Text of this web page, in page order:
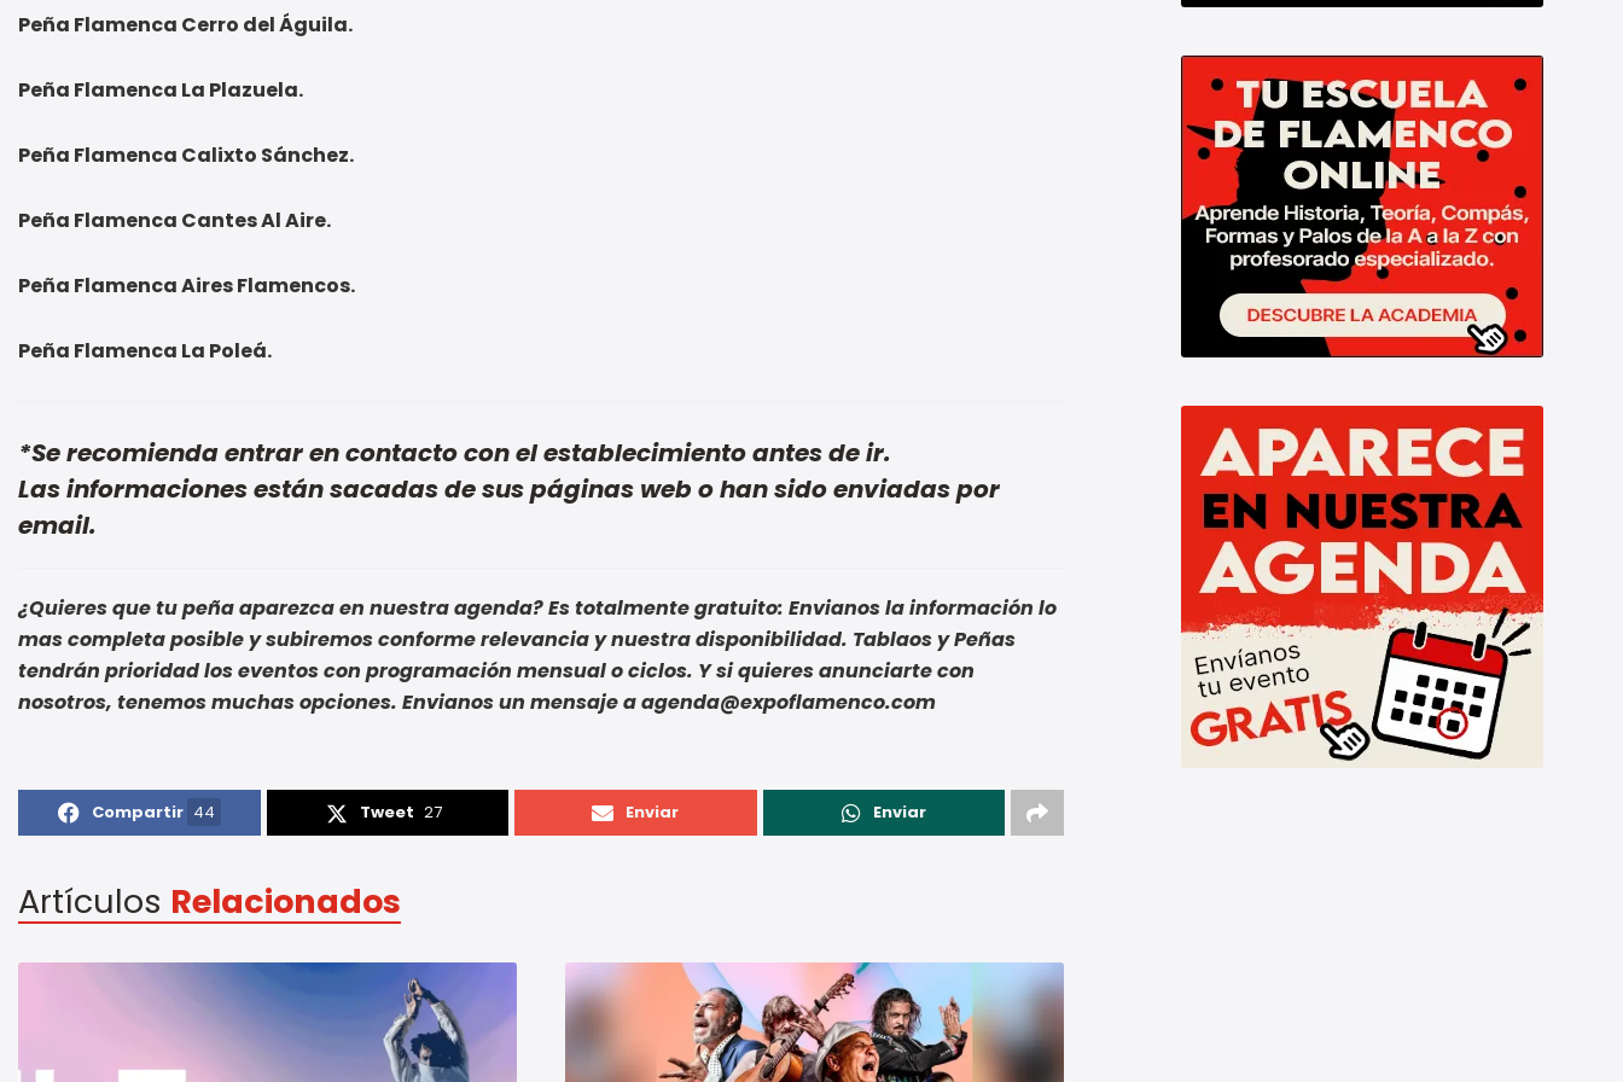
Peña Flamenca Cerro del Águila.
Peña Flamenca La Plazuela.
Peña Flamenca Calixto Sánchez.
Peña Flamenca Cantes Al Aire.
Peña Flamenca Aires Flamencos.
Peña Flamenca La Poleá.
*Se recomienda entrar en contacto con el establecimiento antes de ir.
Las informaciones están sacadas de sus páginas web o han sido enviadas por
email.
¿Quieres que tu peña aparezca en nuestra agenda? Es totalmente gratuito: Envianos la información lo
mas completa posible y subiremos conforme relevancia y nuestra disponibilidad. Tablaos y Peñas
tendrán prioridad los eventos con programación mensual o ciclos. Y si quieres anunciarte con
nosotros, tenemos muchas opciones. Envianos un mensaje a agenda@expoflamenco.com
Compartir 44 Tweet 27 Enviar Enviar
Artículos Relacionados